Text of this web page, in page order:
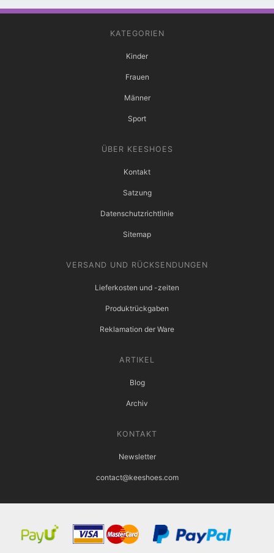
KATEGORIEN
Kinder
Frauen
Männer
Sport
ÜBER KEESHOES
Kontakt
Satzung
Datenschutzrichtlinie
Sitemap
VERSAND UND RÜCKSENDUNGEN
Lieferkosten und -zeiten
Produktrückgaben
Reklamation der Ware
ARTIKEL
Blog
Archiv
KONTAKT
Newsletter
contact@keeshoes.com